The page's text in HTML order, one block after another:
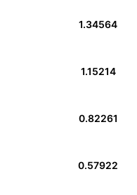
1.34564
1.15214
0.82261
0.57922